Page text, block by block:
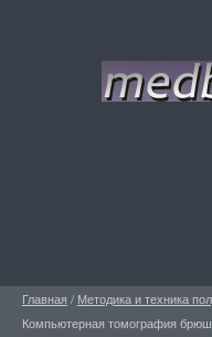
Главная / Методика и техника
Компьютерная томография